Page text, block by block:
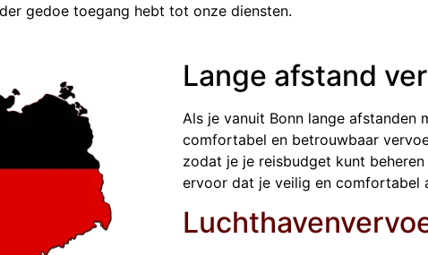
gedoe toegang hebt tot onze diensten.
Lange afstand
Als je vanuit Bonn lange afstanden
comfortabel en betrouwbaar
zodat je je reisbudget kunt
ervoor dat je veilig en comfortabel